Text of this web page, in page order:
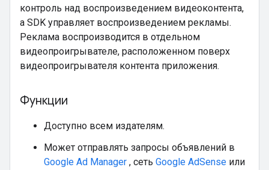
контроль над воспроизведением видеоконтента,
а SDK управляет воспроизведением рекламы.
Реклама воспроизводится в отдельном
видеопроигрывателе, расположенном поверх
видеопроигрывателя контента приложения.
Функции
Доступно всем издателям.
Может отправлять запросы объявлений в
Google Ad Manager , сеть Google AdSense или